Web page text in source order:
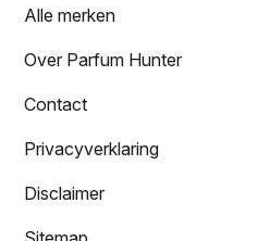
Alle merken
Over Parfum Hunter
Contact
Privacyverklaring
Disclaimer